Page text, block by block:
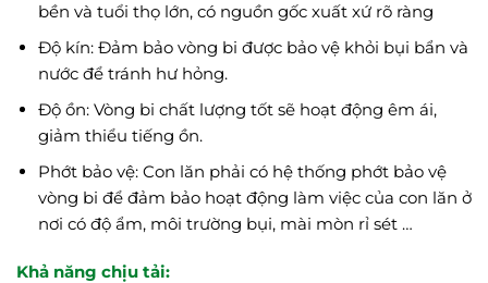
bền và tuổi thọ lớn, có nguồn gốc xuất xứ rõ ràng
Độ kín: Đảm bảo vòng bi được bảo vệ khỏi bụi bẩn và
nước để tránh hư hỏng.
Độ ồn: Vòng bi chất lượng tốt sẽ hoạt động êm ái,
giảm thiểu tiếng ồn.
Phớt bảo vệ: Con lăn phải có hệ thống phớt bảo vệ
vòng bi để đảm bảo hoạt động làm việc của con lăn ở
nơi có độ ẩm, môi trường bụi, mài mòn rỉ sét …
Khả năng chịu tải: